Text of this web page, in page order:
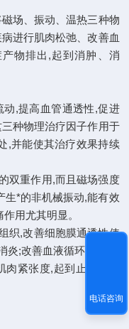
、振动、温热三种物
进行肌肉松弛、改善血
产物排出,起到消肿、消
动,提高血管通透性,促进
三种物理治疗因子作用于
,并能使其治疗效果持续
双重作用,而且磁场强度
生*的非机械振动,能有效
其明显。
织,改善细胞膜通透性使
;改善血液循环,加速血
紧张度,起到止痛的作
电话咨询